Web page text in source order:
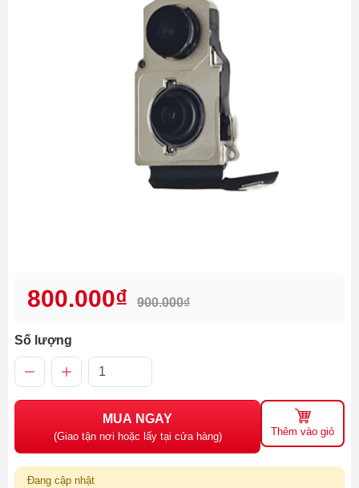
800.000₫ 900.000₫
Số lượng
MUA NGAY
(Giao tận nơi hoặc lấy tại cửa hàng) Thêm vào giỏ
Đang cập nhật